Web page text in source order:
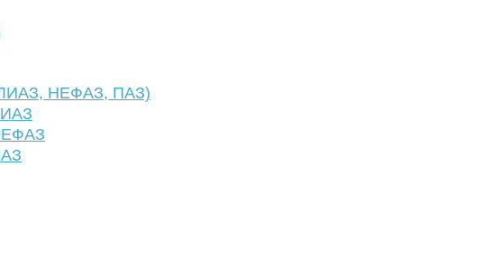
НЕФАЗ, ПАЗ)